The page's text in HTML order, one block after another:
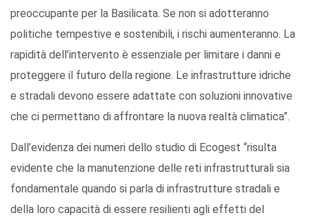
preoccupante per la Basilicata. Se non si adotteranno
politiche tempestive e sostenibili, i rischi aumenteranno. La
rapidità dell’intervento è essenziale per limitare i danni e
proteggere il futuro della regione. Le infrastrutture idriche
e stradali devono essere adattate con soluzioni innovative
che ci permettano di affrontare la nuova realtà climatica”.
Dall’evidenza dei numeri dello studio di Ecogest “risulta
evidente che la manutenzione delle reti infrastrutturali sia
fondamentale quando si parla di infrastrutture stradali e
della loro capacità di essere resilienti agli effetti del